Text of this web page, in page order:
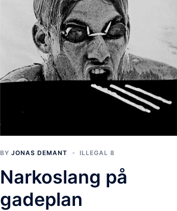
BY JONAS DEMANT ILLEGAL 8
Narkoslang på
gadeplan